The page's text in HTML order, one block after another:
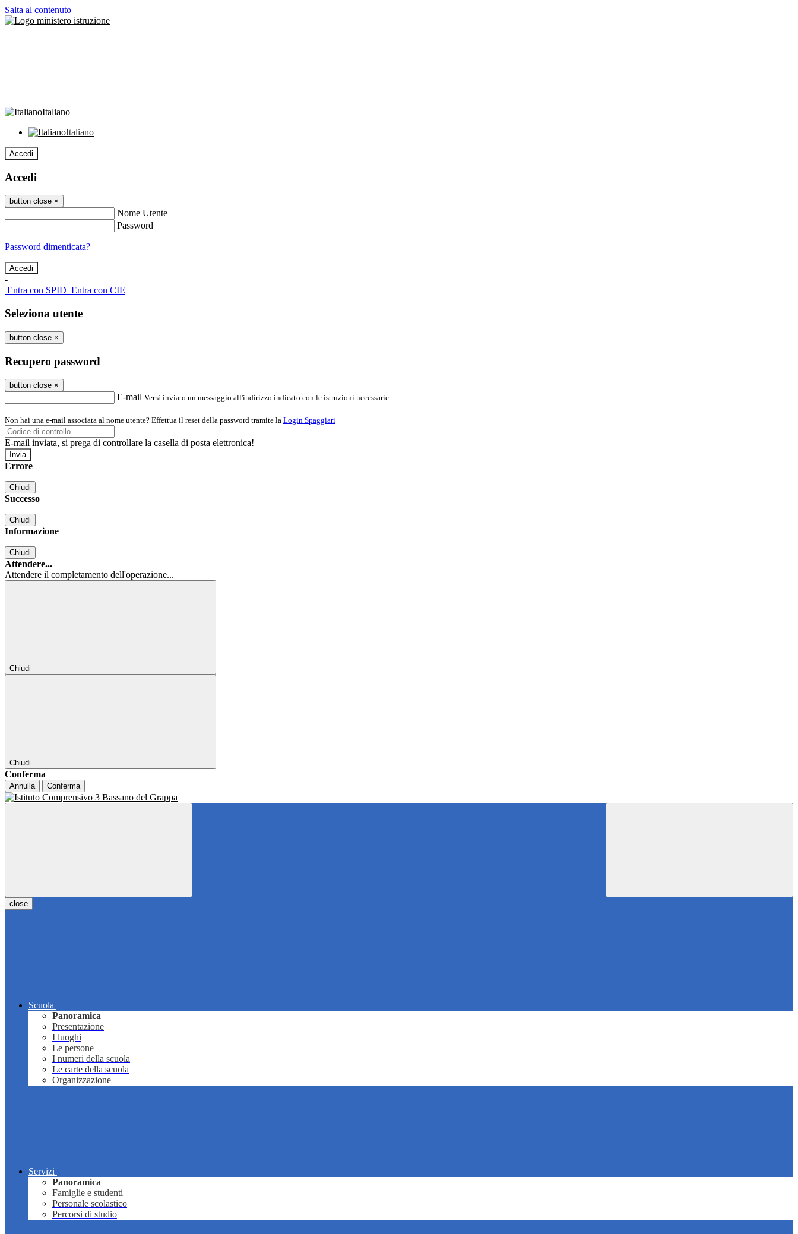
Salta al contenuto
Italiano
Italiano
Accedi
Accedi
button close ×
Nome Utente
Password
Password dimenticata?
-
Entra con SPID Entra con CIE
Seleziona utente
button close ×
Recupero password
button close ×
E-mail Verrà inviato un messaggio all'indirizzo indicato con le istruzioni necessarie.
Non hai una e-mail associata al nome utente? Effettua il reset della password tramite la Login Spaggiari
E-mail inviata, si prega di controllare la casella di posta elettronica!
Errore
Chiudi
Successo
Chiudi
Informazione
Chiudi
Attendere...
Attendere il completamento dell'operazione...
Chiudi
Chiudi
Conferma
Annulla Conferma
close
Scuola
Panoramica
Presentazione
I luoghi
Le persone
I numeri della scuola
Le carte della scuola
Organizzazione
Servizi
Panoramica
Famiglie e studenti
Personale scolastico
Percorsi di studio